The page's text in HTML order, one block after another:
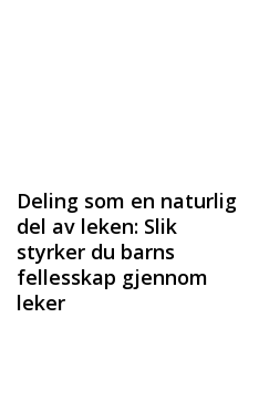
Deling som en naturlig
del av leken: Slik
styrker du barns
fellesskap gjennom
leker